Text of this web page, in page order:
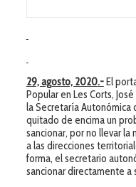
29, agosto, 2020.-El
Popular en Les Corts,
la Secretaría Autonómica
quitado de encima un
sancionar, por no llevar la
a las direcciones
forma, el secretario
sancionar directamente a